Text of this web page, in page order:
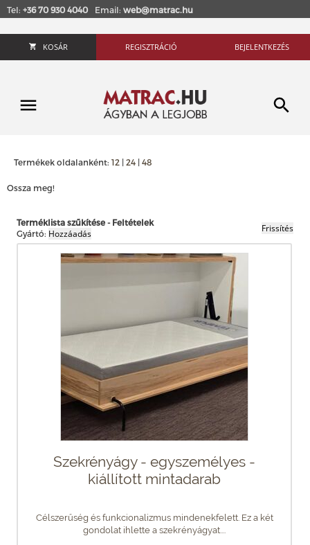
Tel: +36 70 930 4040 Email: web@matrac.hu
KOSÁR REGISZTRÁCIÓ BEJELENTKEZÉS
Termékek oldalanként: 12 | 24 | 48
Ossza meg!
Terméklista szűkítése - Feltételek
Gyártó:
Szekrényágy - egyszemélyes -
kiállított mintadarab
Célszerűség és funkcionalizmus mindenekfelett. Ez a két
gondolat ihlette a szekrényágyat....